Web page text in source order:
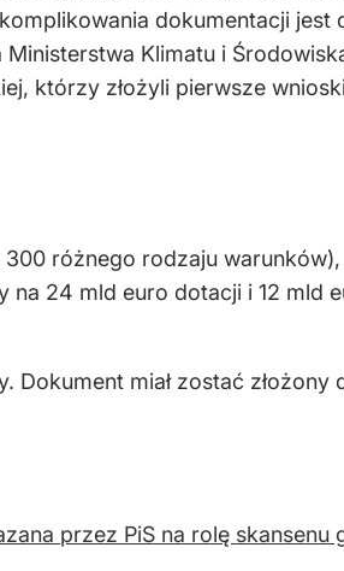
dokumentacji jest
Ministerstwa Klimatu i
którzy złożyli pierwsze
300 różnego rodzaju
na 24 mld euro dotacji i 12 mld
Dokument miał zostać złożony
przez PiS na rolę skansenu